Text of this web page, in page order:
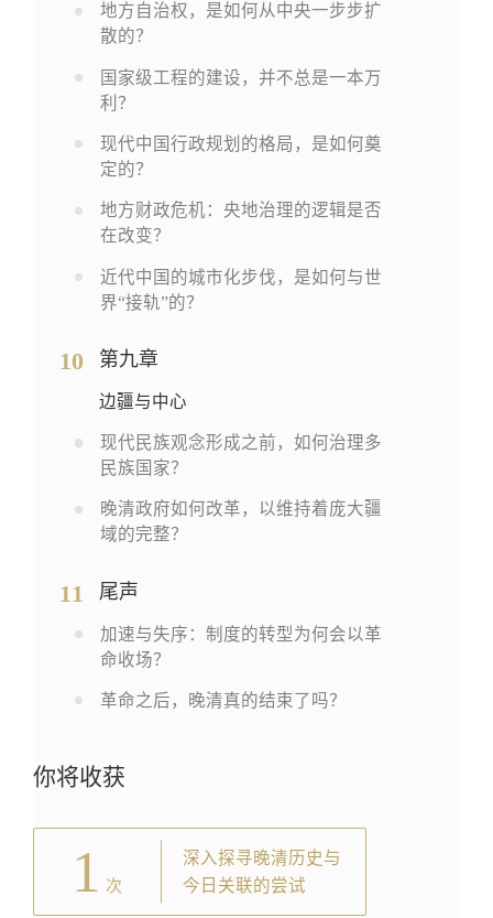
地方自治权，是如何从中央一步步扩
散的？
国家级工程的建设，并不总是一本万
利？
现代中国行政规划的格局，是如何奠
定的？
地方财政危机：央地治理的逻辑是否
在改变？
近代中国的城市化步伐，是如何与世
界“接轨”的？
10 第九章
边疆与中心
现代民族观念形成之前，如何治理多
民族国家？
晚清政府如何改革，以维持着庞大疆
域的完整？
11 尾声
加速与失序：制度的转型为何会以革
命收场？
革命之后，晚清真的结束了吗？
你将收获
1 次
深入探寻晚清历史与
今日关联的尝试